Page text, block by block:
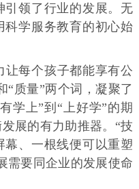
引领了行业的发展。无
科学服务教育的初心始
让每个孩子都能享有公
“质量”两个词，凝聚了
学上”到“上好学”的期
展的有力助推器。“技
、一根线便可以重塑
需要同企业的发展使命